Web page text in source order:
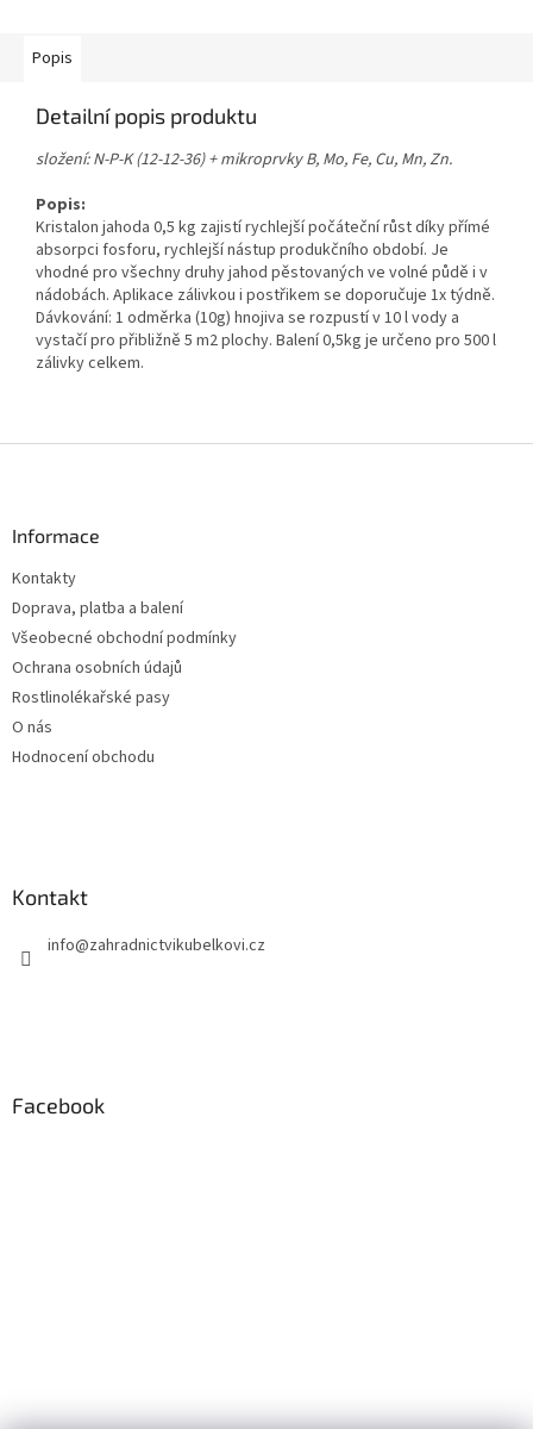
Popis
Detailní popis produktu
složení:N-P-K (12-12-36) + mikroprvky B, Mo, Fe, Cu, Mn, Zn.
Popis:
Kristalon jahoda 0,5 kg zajistí rychlejší počáteční růst díky přímé
absorpci fosforu, rychlejší nástup produkčního období. Je
vhodné pro všechny druhy jahod pěstovaných ve volné půdě i v
nádobách. Aplikace zálivkou i postřikem se doporučuje 1x týdně.
Dávkování: 1 odměrka (10g) hnojiva se rozpustí v 10 l vody a
vystačí pro přibližně 5 m2 plochy. Balení 0,5kg je určeno pro 500 l
zálivky celkem.
Informace
Kontakty
Doprava, platba a balení
Všeobecné obchodní podmínky
Ochrana osobních údajů
Rostlinolékařské pasy
O nás
Hodnocení obchodu
Kontakt
info@zahradnictvikubelkovi.cz
Facebook